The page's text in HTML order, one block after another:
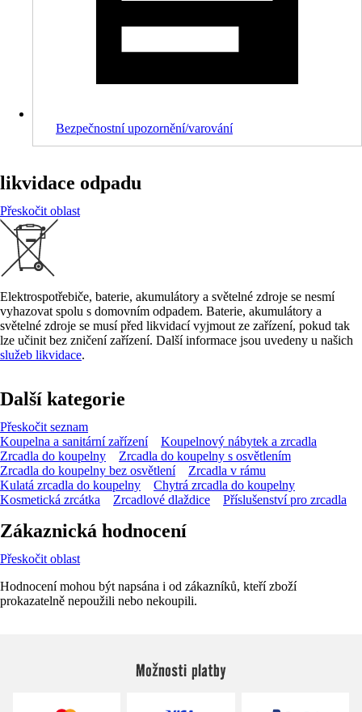
Bezpečnostní upozornění/varování
likvidace odpadu
Přeskočit oblast
Elektrospotřebiče, baterie, akumulátory a světelné zdroje se nesmí
vyhazovat spolu s domovním odpadem. Baterie, akumulátory a
světelné zdroje se musí před likvidací vyjmout ze zařízení, pokud tak
lze učinit bez zničení zařízení. Další informace jsou uvedeny u našich
služeb likvidace.
Další kategorie
Přeskočit seznam
Koupelna a sanitární zařízení
Koupelnový nábytek a zrcadla
Zrcadla do koupelny
Zrcadla do koupelny s osvětlením
Zrcadla do koupelny bez osvětlení
Zrcadla v rámu
Kulatá zrcadla do koupelny
Chytrá zrcadla do koupelny
Kosmetická zrcátka
Zrcadlové dlaždice Příslušenství pro zrcadla
Zákaznická hodnocení
Přeskočit oblast
Hodnocení mohou být napsána i od zákazníků, kteří zboží
prokazatelně nepoužili nebo nekoupili.
Možnosti platby